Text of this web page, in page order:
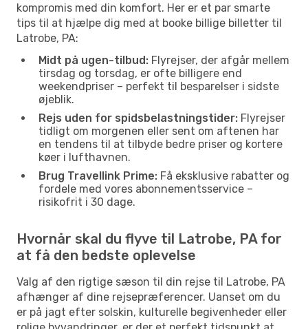
kompromis med din komfort. Her er et par smarte
tips til at hjælpe dig med at booke billige billetter til
Latrobe, PA:
Midt på ugen-tilbud: Flyrejser, der afgår mellem
tirsdag og torsdag, er ofte billigere end
weekendpriser – perfekt til besparelser i sidste
øjeblik.
Rejs uden for spidsbelastningstider: Flyrejser
tidligt om morgenen eller sent om aftenen har
en tendens til at tilbyde bedre priser og kortere
køer i lufthavnen.
Brug Travellink Prime: Få eksklusive rabatter og
fordele med vores abonnementsservice –
risikofrit i 30 dage.
Hvornår skal du flyve til Latrobe, PA for
at få den bedste oplevelse
Valg af den rigtige sæson til din rejse til Latrobe, PA
afhænger af dine rejsepræferencer. Uanset om du
er på jagt efter solskin, kulturelle begivenheder eller